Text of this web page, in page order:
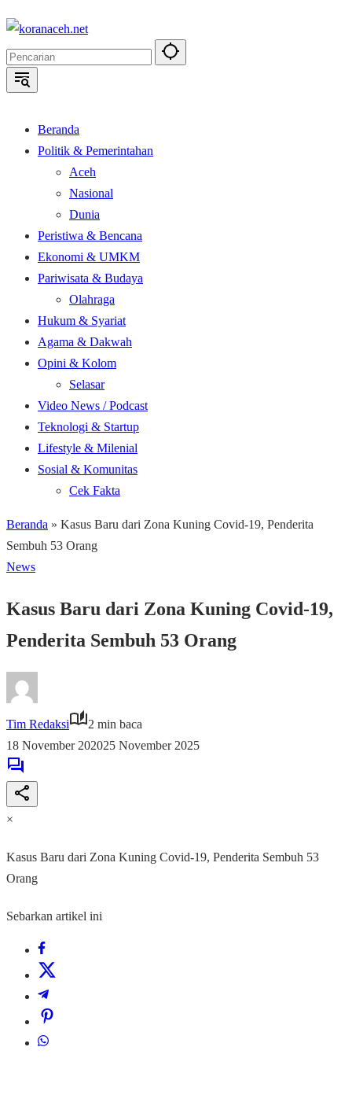
Langsung
konten
Beranda
Politik & Pemerintahan
Aceh
Nasional
Dunia
Peristiwa & Bencana
Ekonomi & UMKM
Pariwisata & Budaya
Olahraga
Hukum & Syariat
Agama & Dakwah
Opini & Kolom
Selasar
Video News / Podcast
Teknologi & Startup
Lifestyle & Milenial
Sosial & Komunitas
Cek Fakta
Beranda » Kasus Baru dari Zona Kuning Covid-19, Penderita
Sembuh 53 Orang
News
Kasus Baru dari Zona Kuning Covid-19,
Penderita Sembuh 53 Orang
Tim Redaksi
2 min baca
18 November 202025 November 2025
×
Kasus Baru dari Zona Kuning Covid-19, Penderita Sembuh 53
Orang
Sebarkan artikel ini